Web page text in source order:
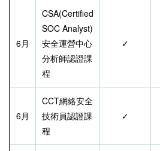
6月
CSA(Certified
SOC Analyst)
安全運營中心
分析師認證課
程
✓
6月
CCT網絡安全
技術員認證課
程
✓